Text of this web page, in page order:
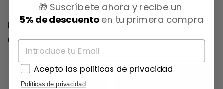
8 otros productos en la misma
categoría:
🎁 Suscríbete ahora y recibe un
5% de descuentoen tu primera compra
Acepto las politicas de privacidad
Políticas de privacidad